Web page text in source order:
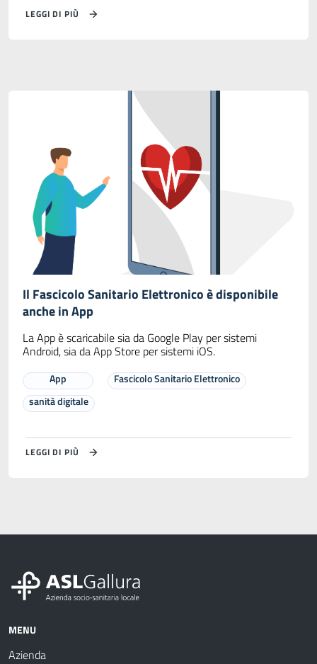
LEGGI DI PIÙ
Il Fascicolo Sanitario Elettronico è disponibile
anche in App
La App è scaricabile sia da Google Play per sistemi
Android, sia da App Store per sistemi iOS.
App
Fascicolo Sanitario Elettronico
sanità digitale
LEGGI DI PIÙ
MENU
Azienda